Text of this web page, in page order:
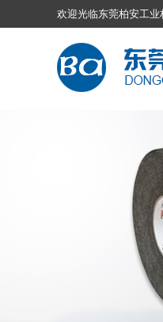
欢迎光临东莞柏安工业